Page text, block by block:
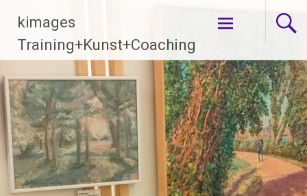
Inhalt
springen
kimages
Training+Kunst+Coaching